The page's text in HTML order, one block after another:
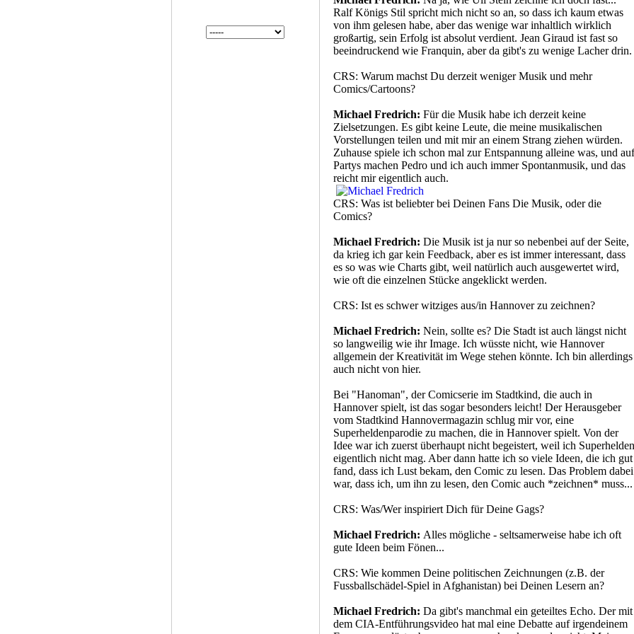
Ralf Königs Stil spricht mich nicht so an, so dass ich kaum etwas
von ihm gelesen habe, aber das wenige war inhaltlich wirklich
großartig, sein Erfolg ist absolut verdient. Jean Giraud ist fast so
beeindruckend wie Franquin, aber da gibt's zu wenige Lacher drin.
CRS: Warum machst Du derzeit weniger Musik und mehr
Comics/Cartoons?
Michael Fredrich: Für die Musik habe ich derzeit keine
Zielsetzungen. Es gibt keine Leute, die meine musikalischen
Vorstellungen teilen und mit mir an einem Strang ziehen würden.
Zuhause spiele ich schon mal zur Entspannung alleine was, und auf
Partys machen Pedro und ich auch immer Spontanmusik, und das
reicht mir eigentlich auch.
CRS: Was ist beliebter bei Deinen Fans Die Musik, oder die
Comics?
Michael Fredrich: Die Musik ist ja nur so nebenbei auf der Seite,
da krieg ich gar kein Feedback, aber es ist immer interessant, dass
es so was wie Charts gibt, weil natürlich auch ausgewertet wird,
wie oft die einzelnen Stücke angeklickt werden.
CRS: Ist es schwer witziges aus/in Hannover zu zeichnen?
Michael Fredrich: Nein, sollte es? Die Stadt ist auch längst nicht
so langweilig wie ihr Image. Ich wüsste nicht, wie Hannover
allgemein der Kreativität im Wege stehen könnte. Ich bin allerdings
auch nicht von hier.
Bei "Hanoman", der Comicserie im Stadtkind, die auch in
Hannover spielt, ist das sogar besonders leicht! Der Herausgeber
vom Stadtkind Hannovermagazin schlug mir vor, eine
Superheldenparodie zu machen, die in Hannover spielt. Von der
Idee war ich zuerst überhaupt nicht begeistert, weil ich Superhelden
eigentlich nicht mag. Aber dann hatte ich so viele Ideen, die ich gut
fand, dass ich Lust bekam, den Comic zu lesen. Das Problem dabei
war, dass ich, um ihn zu lesen, den Comic auch *zeichnen* muss...
CRS: Was/Wer inspiriert Dich für Deine Gags?
Michael Fredrich: Alles mögliche - seltsamerweise habe ich oft
gute Ideen beim Fönen...
CRS: Wie kommen Deine politischen Zeichnungen (z.B. der
Fussballschädel-Spiel in Afghanistan) bei Deinen Lesern an?
Michael Fredrich: Da gibt's manchmal ein geteiltes Echo. Der mit
dem CIA-Entführungsvideo hat mal eine Debatte auf irgendeinem